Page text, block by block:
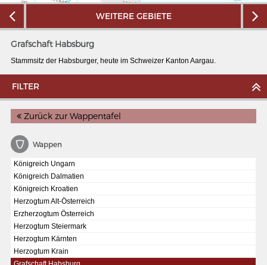
MERIANS DEUTSCHLAND 1642 - 1654
Interaktive Karte
Bildergalerie Topographia Germaniae
Impressum
FILTER
Zurück zur Wappentafel
Wappen
Königreich Ungarn
Königreich Dalmatien
Königreich Kroatien
Herzogtum Alt-Österreich
Erzherzogtum Österreich
Herzogtum Steiermark
Herzogtum Kärnten
Herzogtum Krain
WEITERE GEBIETE
Grafschaft Habsburg
Stammsitz der Habsburger, heute im Schweizer Kanton Aargau.